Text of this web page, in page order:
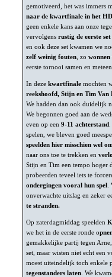
gemotiveerd, het was immers
naar de kwartfinale in het
geen enkele kans aan onze
vervolgens rustig de eerste
en ook deze set kwamen we
zelf weinig fouten , zo
eerste tornooi samen en
In deze kwartfinale mochten
reekshoofd, Stijn en Tim Van
We hadden dan ook duidelijk
We begonnen goed aan de
even op een 9-11 achterstand
spelen, we bleven goed
speelden hier misschien wel
naar ons toe te trekken en
Stijn en Tim een tempo hoger
probeerden teveel iets te
ondergingen vooral hun spel
onverwachte uitslag en zeker
te stranden.
Op zaterdagmiddag speelden
we het in de eerste ronde o
gemakkelijke partij tegen
set, maar wisten niet echt een
moest uiteindelijk toch enkele
tegenstanders laten . We